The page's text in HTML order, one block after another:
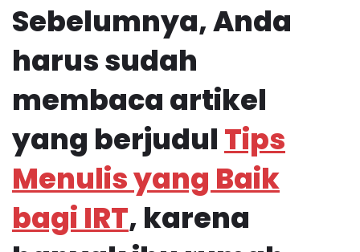
Sebelumnya, Anda
harus sudah
membaca artikel
yang berjudul Tips
Menulis yang Baik
bagi IRT, karena